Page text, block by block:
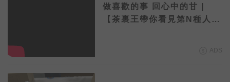
做喜歡的事 回心中的甘 |
【茶裏王帶你看見第N種人